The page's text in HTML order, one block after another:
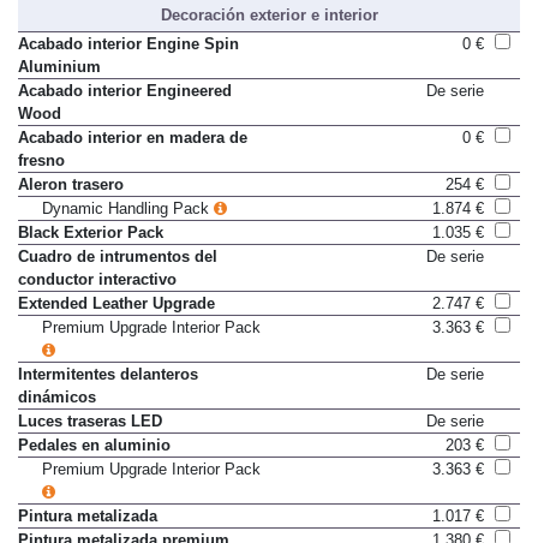
Decoración exterior e interior
Acabado interior Engine Spin
Aluminium
0 €
Acabado interior Engineered
Wood
De serie
Acabado interior en madera de
fresno
0 €
Aleron trasero
254 €
Dynamic Handling Pack
1.874 €
Black Exterior Pack
1.035 €
Cuadro de intrumentos del
conductor interactivo
De serie
Extended Leather Upgrade
2.747 €
Premium Upgrade Interior Pack
3.363 €
Intermitentes delanteros
dinámicos
De serie
Luces traseras LED
De serie
Pedales en aluminio
203 €
Premium Upgrade Interior Pack
3.363 €
Pintura metalizada
1.017 €